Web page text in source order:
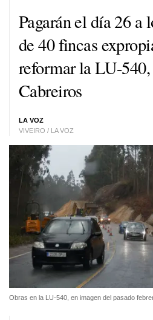
Pagarán el día 26 a
de 40 fincas
reformar la LU-
Cabreiros
LA VOZ
VIVEIRO / LA VOZ
Obras en la LU-540, en imagen del pasado